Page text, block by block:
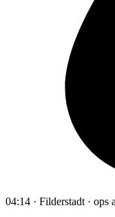
04:14 · Filderstadt · ops